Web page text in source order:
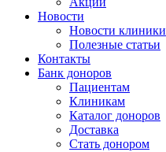
Новости
Новости клиники
Полезные статьи
Контакты
Банк доноров
Пациентам
Клиникам
Каталог доноров
Доставка
Стать донором